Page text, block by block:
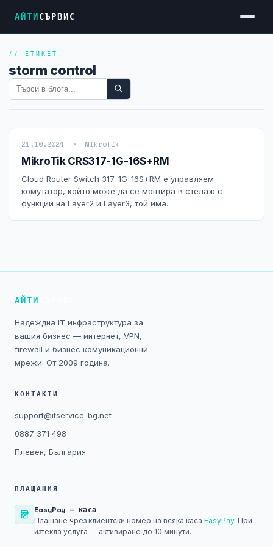
АЙТИСЪРВИС
Услуги
Достъп до Интернет
Видеонаблюдение
Фирмени мрежи
Firewall и VPN
Хостинг и VPS сървъри
Колокация на сървъри
Правна информация
Блог
// ЕТИКЕТ
storm control
21.10.2024 · MikroTik
MikroTik CRS317-1G-16S+RM
Cloud Router Switch 317-1G-16S+RM е управляем
комутатор, който може да се монтира в стелаж с
функции на Layer2 и Layer3, той има...
АЙТИ
Надеждна IT инфраструктура за
вашия бизнес — интернет, VPN,
firewall и бизнес комуникационни
мрежи. От 2009 година.
КОНТАКТИ
support@itservice-bg.net
0887 371 498
Плевен, България
ПЛАЩАНИЯ
EasyPay — каса
Плащане чрез клиентски номер на всяка каса EasyPay. При
изтекла услуга — активиране до 10 минути.